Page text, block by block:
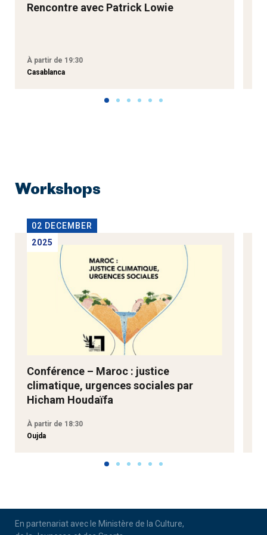
Rencontre avec Patrick Lowie
À partir de 19:30
Casablanca
Workshops
02 DECEMBER
2025
Conférence – Maroc : justice
climatique, urgences sociales par
Hicham Houdaïfa
À partir de 18:30
Oujda
En partenariat avec le Ministère de la Culture,